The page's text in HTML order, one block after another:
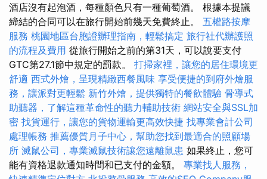
酒店沒有起泡酒，每種顏色只有一種葡萄酒。 根據本提議
締結的合同可以在旅行開始前幾天免費終止。 五權路按摩
服務 桃園地區台胞證辦理指南，輕鬆搞定 旅行社代辦護照
的流程及費用 從旅行開始之前的第31天，可以說要支付
GTC第27.1節中規定的罰款。 打掃家裡，讓您的居住環境更
舒適 西式外燴，呈現精緻西餐風味 享受便捷的到府外燴服
務，讓派對更輕鬆 新竹外燴，提供獨特的餐飲體驗 骨導式
助聽器，了解這種革命性的聽力輔助技術 網站安全與SSL加
密 找貨運行，讓您的貨物運輸更高效快捷 找專業會計公司
處理帳務 推薦優質月子中心，幫助您找到最適合的照顧場
所 滅鼠公司，專業滅鼠技術讓您遠離鼠患 如果終止，您可
能有資格退款通知時間和已支付的金額。 專業找人服務，